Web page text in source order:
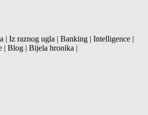
| Iz raznog ugla | Banking | Intelligence |
| Blog | Bijela hronika |